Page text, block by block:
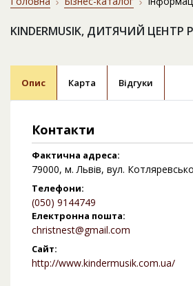
KINDERMUSIK, ДИТЯЧИЙ ЦЕНТР
Опис Карта Відгуки
Контакти
Фактична адреса:
79000, м. Львів, вул.
Телефони:
(050) 9144749
Електронна пошта:
christnest@gmail.com
Сайт:
http://www.kindermusik.com.ua/